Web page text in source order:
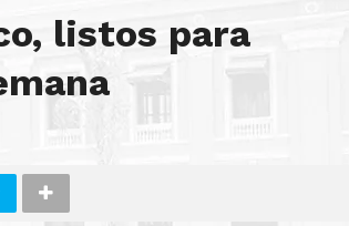
listos para